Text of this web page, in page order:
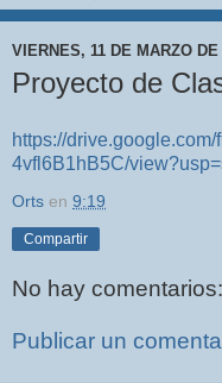
VIERNES, 11 DE MARZO DE
Proyecto de
https://
4vfl6B1hB5C/
Orts en 9:19
Compartir
No hay comentarios:
Publicar un